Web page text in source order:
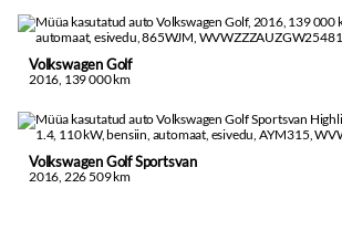
Volkswagen Golf
2016, 139 000 km
Volkswagen Golf Sportsvan
2016, 226 509 km